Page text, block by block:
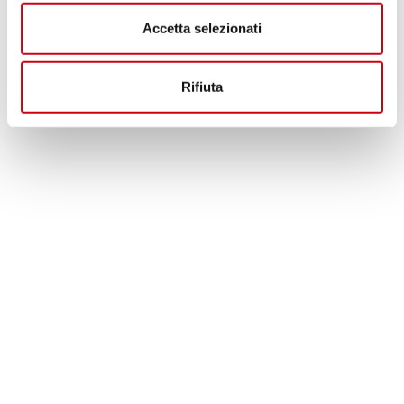
Accetta selezionati
Rifiuta
Project et échappement d'origine
260,00 CHF
DÉTAILS